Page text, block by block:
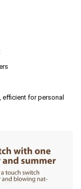
efficient for personal